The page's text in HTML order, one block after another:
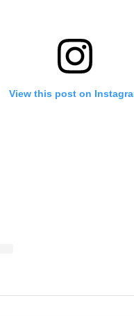
View this post on